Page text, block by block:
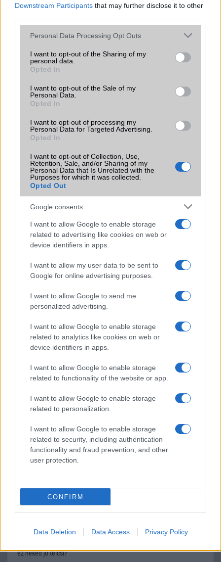
Downstream Participants that may further disclose it to other
Please note that this website/app uses one or more Google
not limited to your visit or usage behaviour. You may click to
grant or deny consent to Google and its third-party tags to
use your data for below specified purposes in below Google
consent section.
Personal Data Processing Opt Outs
I want to opt-out of the Sharing of my
personal data.
Opted In
I want to opt-out of the Sale of my
Personal Data.
Opted In
I want to opt-out of processing my
Personal Data for Targeted Advertising.
Opted In
I want to opt-out of Collection, Use,
Retention, Sale, and/or Sharing of my
Personal Data that Is Unrelated with the
Purposes for which it was collected.
Opted Out
Google consents
I want to allow Google to enable storage
related to advertising like cookies on web or
device identifiers in apps.
I want to allow my user data to be sent to
Google for online advertising purposes.
I want to allow Google to send me
personalized advertising.
I want to allow Google to enable storage
related to analytics like cookies on web or
device identifiers in apps.
I want to allow Google to enable storage
related to functionality of the website or app.
I want to allow Google to enable storage
related to personalization.
I want to allow Google to enable storage
related to security, including authentication
functionality and fraud prevention, and other
user protection.
CONFIRM
Data Deletion Data Access Privacy Policy
Apple Watch Ultra 3
Euro Gsm
Samsung Galaxy S25
Euro Gsm
222.000 Ft (új)
Apple iPhone 15
Euro Gsm
269.000 Ft (új)
Karesz
2002-9-29 8:40:39 PM
xdfffh
2002-11-28 10:49:01 AM
ez neked jo telcsi?